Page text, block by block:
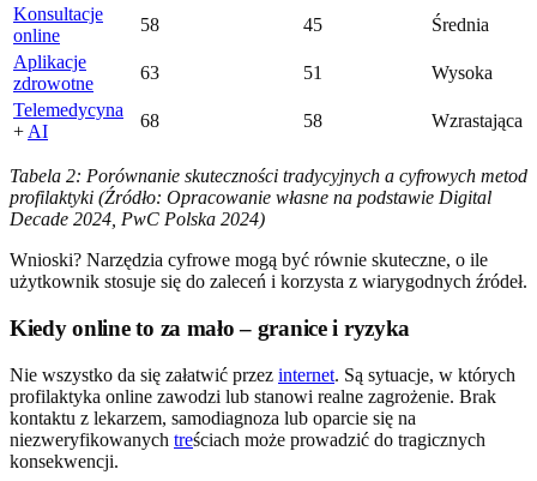
Konsultacje
online
58 45
Średnia
Aplikacje
zdrowotne
63 51
Wysoka
Telemedycyna
+ AI
68 58 Wzrastająca
Tabela 2: Porównanie skuteczności tradycyjnych a cyfrowych metod
profilaktyki (Źródło: Opracowanie własne na podstawie Digital
Decade 2024, PwC Polska 2024)
Wnioski? Narzędzia cyfrowe mogą być równie skuteczne, o ile
użytkownik stosuje się do zaleceń i korzysta z wiarygodnych źródeł.
Kiedy online to za mało – granice i ryzyka
Nie wszystko da się załatwić przez internet. Są sytuacje, w których
profilaktyka online zawodzi lub stanowi realne zagrożenie. Brak
kontaktu z lekarzem, samodiagnoza lub oparcie się na
niezweryfikowanych treściach może prowadzić do tragicznych
konsekwencji.